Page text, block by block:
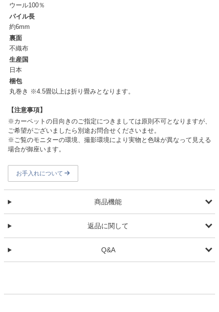
ウール100％
パイル長
約6mm
裏面
不織布
生産国
日本
梱包
丸巻き ※4.5畳以上は折り畳みとなります。
【注意事項】
※カーペットの目向きのご指定につきましては原則不可となりますが、
ご希望がございましたら別途お問合せくださいませ。
※ご覧のモニターの環境、撮影環境により実物と色味が異なって見える
場合が御座います。
お手入れについて
商品機能
返品に関して
Q&A